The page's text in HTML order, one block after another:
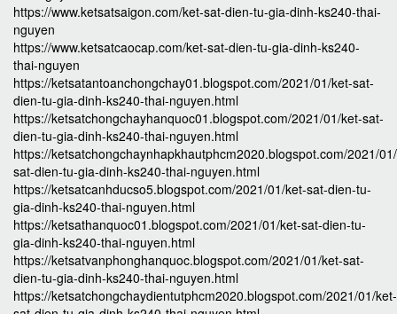
https://www.ketsatsaigon.com/ket-sat-dien-tu-gia-dinh-ks240-thai-
nguyen
https://www.ketsatcaocap.com/ket-sat-dien-tu-gia-dinh-ks240-
thai-nguyen
https://ketsatantoanchongchay01.blogspot.com/2021/01/ket-sat-
dien-tu-gia-dinh-ks240-thai-nguyen.html
https://ketsatchongchayhanquoc01.blogspot.com/2021/01/ket-sat-
dien-tu-gia-dinh-ks240-thai-nguyen.html
https://ketsatchongchaynhapkhautphcm2020.blogspot.com/2021/
sat-dien-tu-gia-dinh-ks240-thai-nguyen.html
https://ketsatcanhducso5.blogspot.com/2021/01/ket-sat-dien-tu-
gia-dinh-ks240-thai-nguyen.html
https://ketsathanquoc01.blogspot.com/2021/01/ket-sat-dien-tu-
gia-dinh-ks240-thai-nguyen.html
https://ketsatvanphonghanquoc.blogspot.com/2021/01/ket-sat-
dien-tu-gia-dinh-ks240-thai-nguyen.html
https://ketsatchongchaydientutphcm2020.blogspot.com/2021/01/ket-